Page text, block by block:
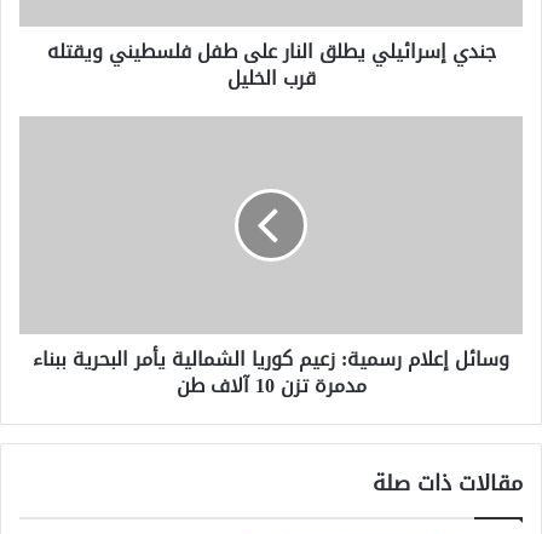
قرب
الخليل
جندي إسرائيلي يطلق النار على طفل فلسطيني ويقتله
قرب الخليل
ببناء
مدمرة
آلاف
وسائل إعلام رسمية: زعيم كوريا الشمالية يأمر البحرية ببناء
مدمرة تزن 10 آلاف طن
مقالات ذات صلة